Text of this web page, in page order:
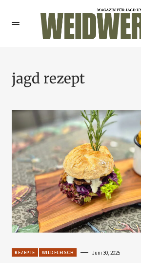
jagd rezept
REZEPTE WILDFLEISCH Juni 30, 2025